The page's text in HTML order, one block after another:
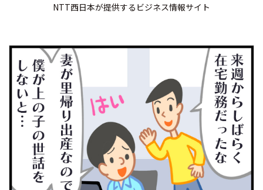
NTT西日本が提供するビジネス情報サイト